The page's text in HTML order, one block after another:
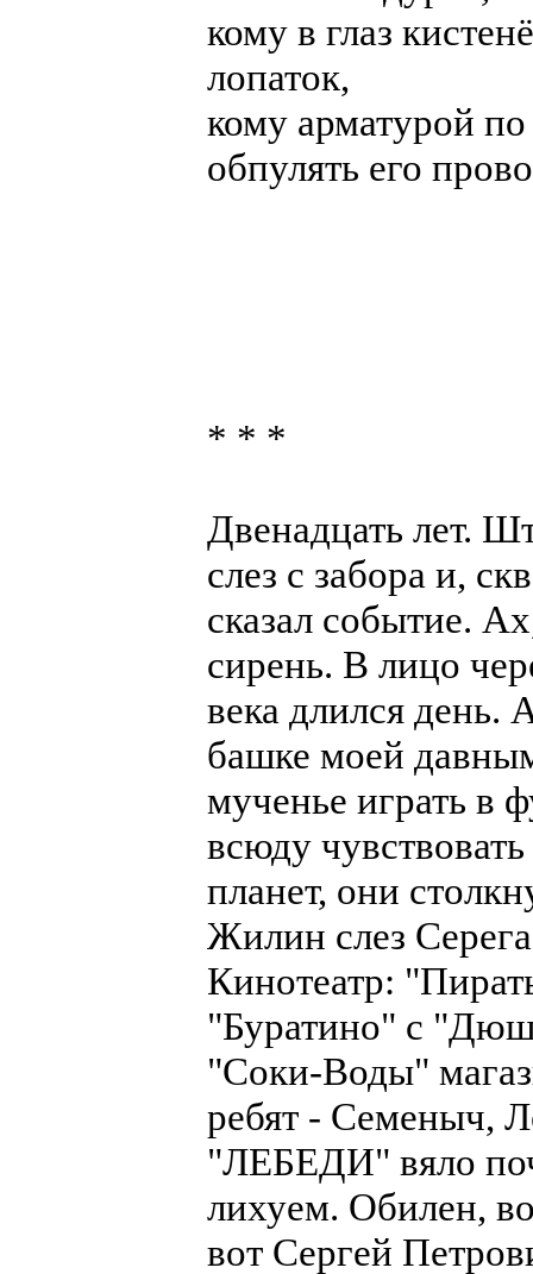
кому в глаз
лопаток,
кому арматурой
обпулять его
* * *
Двенадцать лет.
слез с забора и,
сказал событие.
сирень. В лицо
века длился день.
башке моей
мученье играть в
всюду
планет, они
Жилин слез
Кинотеатр:
"Буратино" с
"Соки-Воды"
ребят - Семеныч,
"ЛЕБЕДИ" вяло
лихуем. Обилен,
вот Сергей